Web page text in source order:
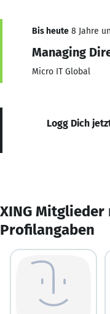
Bis heute 8 Jahre
Managing
Micro IT Global
Logg Dich
XING
Profilangaben